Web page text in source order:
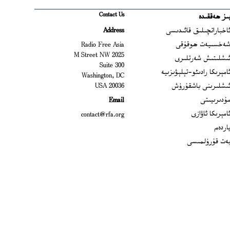
ھەققىدە
ئاخباراتچىلىق قائىدىسى
شەخسىيەت ھوقۇقى
ئىشلىتىش شەرتلىرى
ئامېرىكا رادىئو-تېلېۋىزىيە
ئىشلىرىنى باشقۇرۇش
مۇدىرىيىتى
ئامېرىكا ئاۋازى
ياردەم
بەت قۇرۇلمىسى
Contact Us
Address
Radio Free Asia
2025 M Street NW
Suite 300
Washington, DC
20036 USA
Email
contact@rfa.org